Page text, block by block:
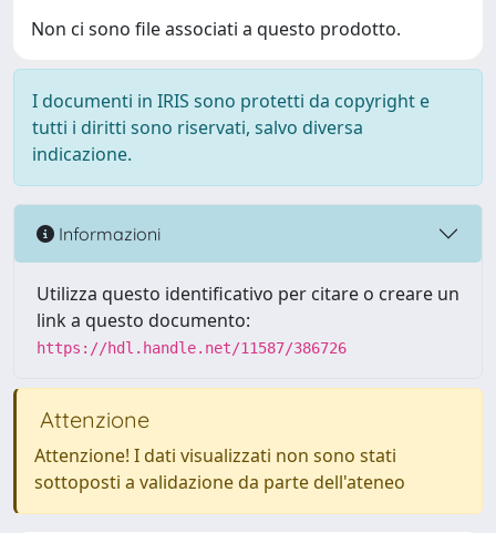
Non ci sono file associati a questo prodotto.
I documenti in IRIS sono protetti da copyright e
tutti i diritti sono riservati, salvo diversa
indicazione.
Informazioni
Utilizza questo identificativo per citare o creare un
link a questo documento:
https://hdl.handle.net/11587/386726
Attenzione
Attenzione! I dati visualizzati non sono stati
sottoposti a validazione da parte dell'ateneo